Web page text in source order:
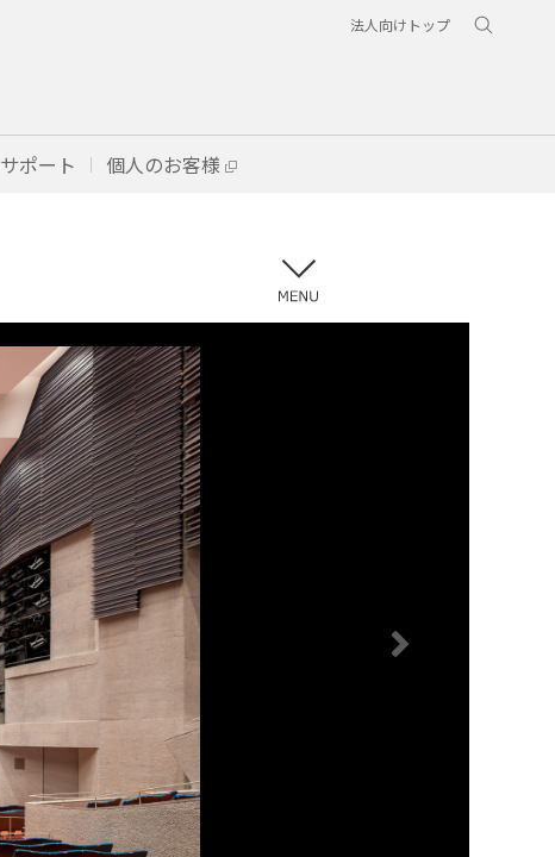
法人向けトップ
サポート 個人のお客様